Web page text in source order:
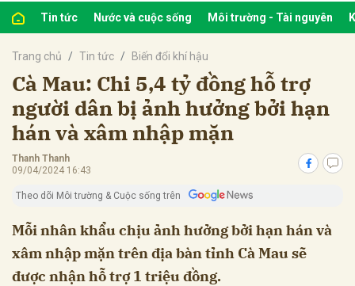
Tin tức Nước và cuộc sống Môi trường - Tài nguyên
Trang chủ Tin tức Biến đổi khí hậu
Cà Mau: Chi 5,4 tỷ đồng hỗ trợ
người dân bị ảnh hưởng bởi hạn
hán và xâm nhập mặn
Thanh Thanh
09/04/2024 16:43
Theo dõi Môi trường & Cuộc sống trên
Mỗi nhân khẩu chịu ảnh hưởng bởi hạn hán và
xâm nhập mặn trên địa bàn tỉnh Cà Mau sẽ
được nhận hỗ trợ 1 triệu đồng.